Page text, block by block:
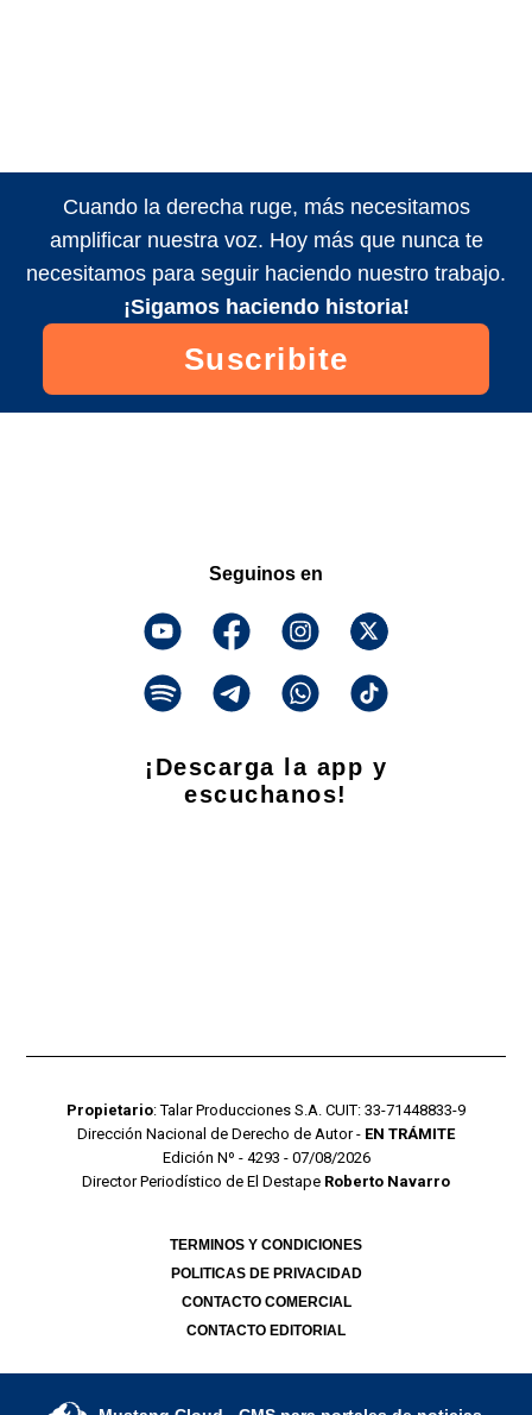
Cuando la derecha ruge, más necesitamos
amplificar nuestra voz. Hoy más que nunca te
necesitamos para seguir haciendo nuestro trabajo.
¡Sigamos haciendo historia!
Suscribite
Seguinos en
¡Descarga la app y
escuchanos!
Propietario: Talar Producciones S.A. CUIT: 33-71448833-9
Dirección Nacional de Derecho de Autor - EN TRÁMITE
Edición Nº - 4293 - 07/08/2026
Director Periodístico de El Destape Roberto Navarro
TERMINOS Y CONDICIONES
POLITICAS DE PRIVACIDAD
CONTACTO COMERCIAL
CONTACTO EDITORIAL